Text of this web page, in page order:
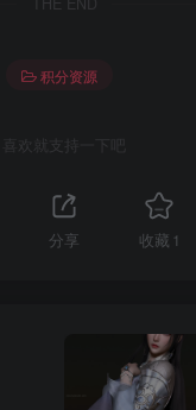
积分资源
喜欢就支持一下吧
分享 收藏 1